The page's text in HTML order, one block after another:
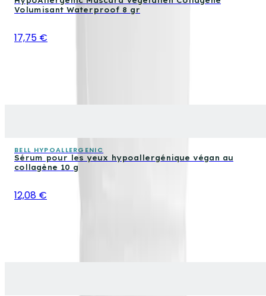
Volumisant Waterproof 8 gr
17,75 €
BELL HYPOALLERGENIC
Sérum pour les yeux hypoallergénique végan au
collagène 10 g
12,08 €